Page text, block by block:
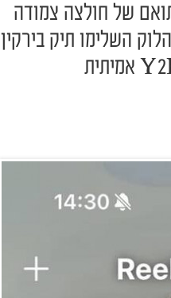
של חולצה צמודה
השלימו תיק בירקין